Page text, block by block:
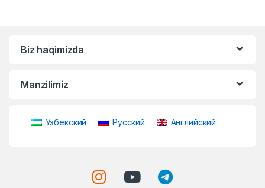
Biz haqimizda
Manzilimiz
Узбекский Русский Английский